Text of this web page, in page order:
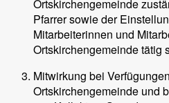
Ortskirchengemeinde
Pfarrer sowie der
Mitarbeiterinnen und
Ortskirchengemeinde tätig
Mitwirkung bei
Ortskirchengemeinde und